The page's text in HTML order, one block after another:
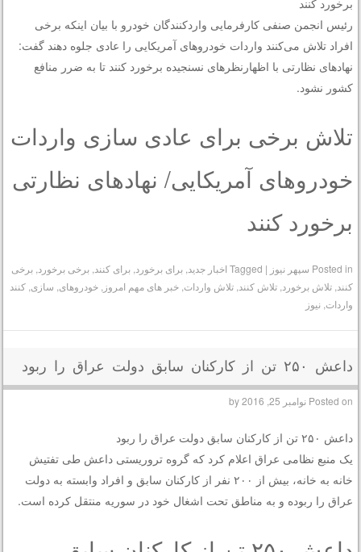
رئیس انجمن صنفی کارفرمایی واردکنندگان خودرو با بیان اینکه برخی
افراد تلاش می‌کنند واردات خودروهای آمریکایی را عادی جلوه دهند گفت:
نهادهای نظارتی با اظهارنظرهای نسنجیده برخورد کنند تا به ضرر منافع
کشور نشود.
تلاش برخی برای عادی سازی واردات
خودروهای آمریکایی/ نهادهای نظارتی
برخورد کنند
Posted inسپهر نیوز |
Taggedاخبار جدید, برای برخورد , برای کنند, برخی برخورد , برخی
کنند, تلاش برخورد , تلاش کنند, تلاش واردات, خبر های مهم امروز, خودروهای, سازی, کنند
واردات, نیوز
داعش ۲۵۰ تن از کارکنان سابق دولت عراق را ربود
Posted onنوامبر 25, 2016 by
داعش ۲۵۰ تن از کارکنان سابق دولت عراق را ربود
یک منبع نظامی عراق اعلام کرد که گروه تروریستی داعش طی تفتیش
خانه به خانه، بیش از ۲۰۰ نفر از کارکنان سابق و افراد وابسته به دولت
عراق را ربوده و به مناطق تحت اشغال خود در سوریه منتقل کرده است.